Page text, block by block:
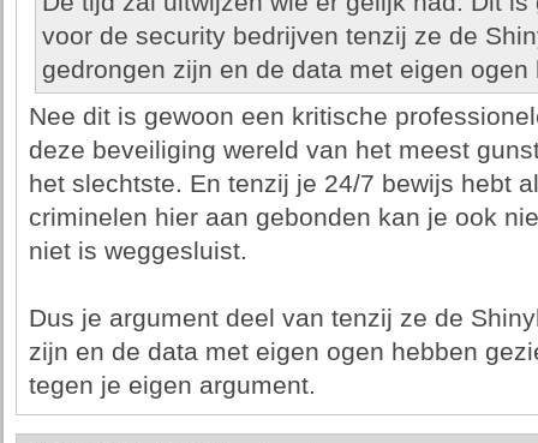
voor de security bedrijven tenzij ze de
gedrongen zijn en de data met eigen ogen
Nee dit is gewoon een kritische
deze beveiliging wereld van het meest
het slechtste. En tenzij je 24/7 bewijs hebt
criminelen hier aan gebonden kan je ook
niet is weggesluist.
Dus je argument deel van tenzij ze de
zijn en de data met eigen ogen hebben
tegen je eigen argument.